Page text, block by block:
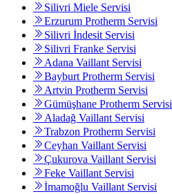
Silivri Miele Servisi
Erzurum Protherm Servisi
Silivri İndesit Servisi
Silivri Franke Servisi
Adana Vaillant Servisi
Bayburt Protherm Servisi
Artvin Protherm Servisi
Gümüşhane Protherm Servisi
Aladağ Vaillant Servisi
Trabzon Protherm Servisi
Ceyhan Vaillant Servisi
Çukurova Vaillant Servisi
Feke Vaillant Servisi
İmamoğlu Vaillant Servisi